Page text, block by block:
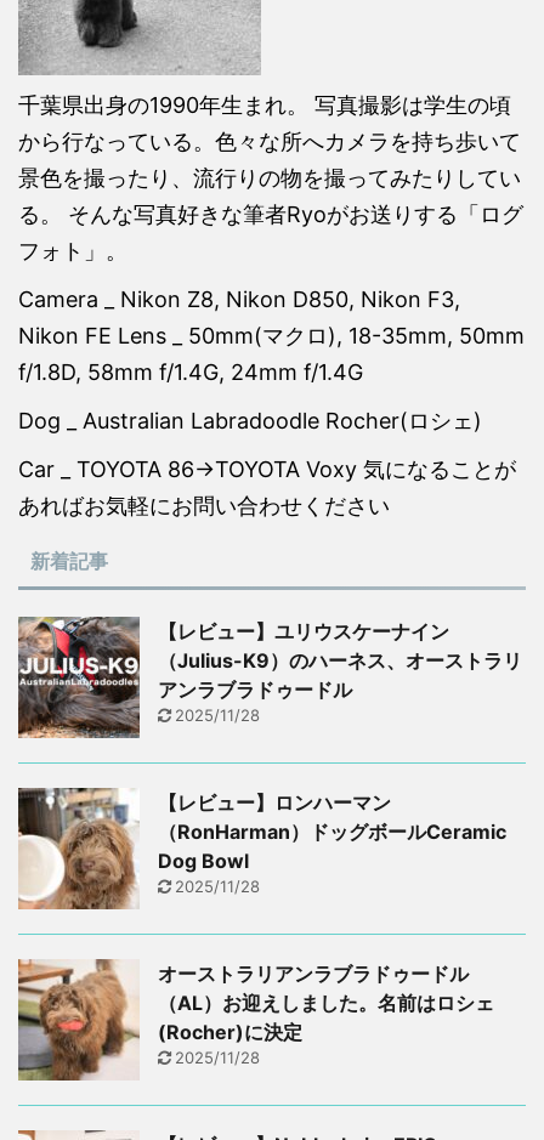
千葉県出身の1990年生まれ。 写真撮影は学生の頃
から行なっている。色々な所へカメラを持ち歩いて
景色を撮ったり、流行りの物を撮ってみたりしてい
る。 そんな写真好きな筆者Ryoがお送りする「ログ
フォト」。
Camera _ Nikon Z8, Nikon D850, Nikon F3,
Nikon FE Lens _ 50mm(マクロ), 18-35mm, 50mm
f/1.8D, 58mm f/1.4G, 24mm f/1.4G
Dog _ Australian Labradoodle Rocher(ロシェ)
Car _ TOYOTA 86→TOYOTA Voxy 気になることが
あればお気軽にお問い合わせください
新着記事
【レビュー】ユリウスケーナイン
（Julius-K9）のハーネス、オーストラリ
アンラブラドゥードル
2025/11/28
【レビュー】ロンハーマン
（RonHarman）ドッグボールCeramic
Dog Bowl
2025/11/28
オーストラリアンラブラドゥードル
（AL）お迎えしました。名前はロシェ
(Rocher)に決定
2025/11/28